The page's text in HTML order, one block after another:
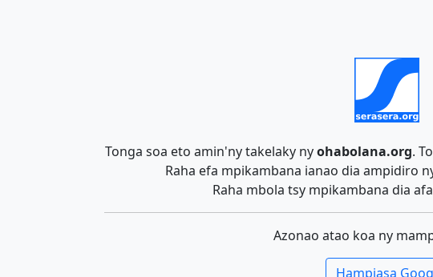
Tonga soa eto amin'ny takelaky nyohabolana.org.
Raha efa mpikambana ianao dia ampidiro
Raha mbola tsy mpikambana dia
Azonao atao koa ny
Hampiasa